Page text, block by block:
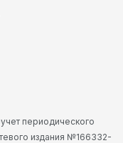
периодического
издания №166332-